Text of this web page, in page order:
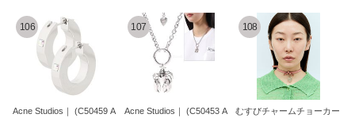
106
Acne Studios｜ (C50459 A
107
Acne Studios｜ (C50453 A
108
むすびチャームチョーカー